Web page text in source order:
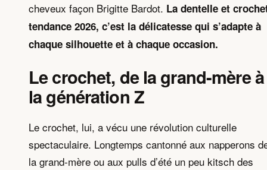
cheveux façon Brigitte Bardot. La dentelle et
tendance 2026, c’est la délicatesse qui s’adapte à
chaque silhouette et à chaque occasion.
Le crochet, de la grand-mère à
la génération Z
Le crochet, lui, a vécu une révolution culturelle
spectaculaire. Longtemps cantonné aux napperons
la grand-mère ou aux pulls d’été un peu kitsch des